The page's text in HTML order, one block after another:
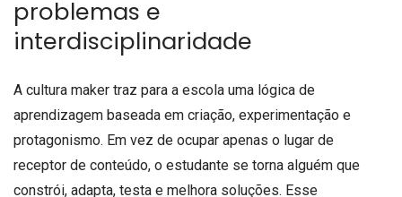
problemas e
interdisciplinaridade
A cultura maker traz para a escola uma lógica de
aprendizagem baseada em criação, experimentação e
protagonismo. Em vez de ocupar apenas o lugar de
receptor de conteúdo, o estudante se torna alguém que
constrói, adapta, testa e melhora soluções. Esse